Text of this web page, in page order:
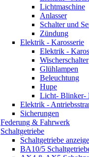
Lichtmaschine
Anlasser
Schalter und
Zündung
Elektrik - Karosserie
Elektrik -
Wischerschalter
Glühlampen
Beleuchtung
Hupe
Licht- Blinker-
Elektrik -
Sicherungen
Federung & Fahrwerk
Schaltgetriebe
Schaltgetriebe
BA10/5